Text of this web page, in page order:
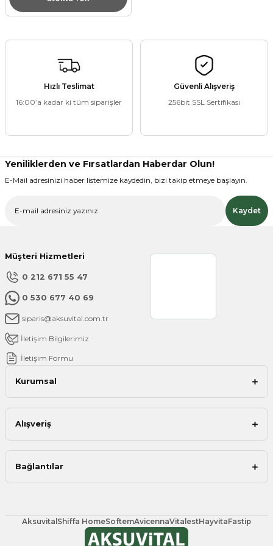
BESİNLERİHızlı Teslimat
16:00’a kadar ki tüm siparişler
Güvenli Alışveriş
256bit SSL Sertifikası
Yeniliklerden ve Fırsatlardan Haberdar Olun!
E-Mail adresinizi haber listemize kaydedin, bizi takip etmeye başlayın.
Kaydet
Müşteri Hizmetleri
0 212 671 55 47
0 530 677 40 69
siparis@aksuvital.com.tr
İletişim Bilgilerimiz
İletişim Formu
Kurumsal
Alışveriş
Bağlantılar
AksuvitalShiffa HomeSoftemAvicennaVitalestHayvitaFastip